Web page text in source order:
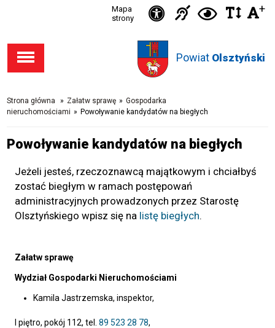
Przejdź
dostępności
Przejdź
głównego
Przejdź
wyszukiwarki
Przejdź
Powiat Olsztyński
Mapa
strony
Ikonka
dostępności
IkonkaIkonka
w
+
Strona główna » Załatw sprawę » Gospodarka
nieruchomościami » Powoływanie kandydatów na biegłych
Powoływanie kandydatów na biegłych
Jeżeli jesteś, rzeczoznawcą majątkowym i chciałbyś
zostać biegłym w ramach postępowań
administracyjnych prowadzonych przez Starostę
Olsztyńskiego wpisz się na listę biegłych.
Załatw sprawę
Wydział Gospodarki Nieruchomościami
Kamila Jastrzemska, inspektor,
I piętro, pokój 112, tel. 89 523 28 78,